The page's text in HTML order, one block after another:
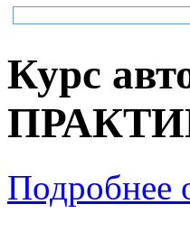
Курс
Подробнее